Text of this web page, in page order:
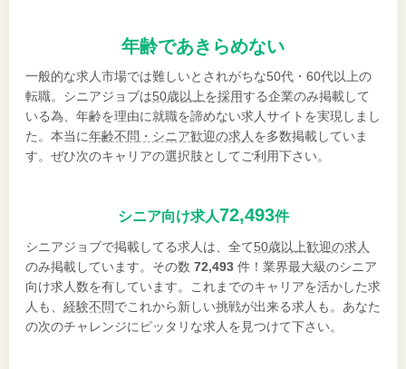
年齢であきらめない
一般的な求人市場では難しいとされがちな50代・60代以上の
転職。シニアジョブは50歳以上を採用する企業のみ掲載して
いる為、年齢を理由に就職を諦めない求人サイトを実現しまし
た。本当に年齢不問・シニア歓迎の求人 を多数掲載していま
す。ぜひ次のキャリアの選択肢としてご利用下さい。
シニア向け求人72,493件
シニアジョブで掲載してる求人は、全て50歳以上歓迎の求人
のみ掲載しています。その数 72,493 件！業界最大級のシニア
向け求人数を有しています。これまでのキャリアを活かした求
人も、 経験不問でこれから新しい挑戦が出来る求人も。あなた
の次のチャレンジにピッタリな求人を見つけて下さい。